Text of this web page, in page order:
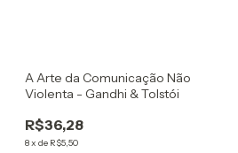
A Arte da Comunicação Não
Violenta - Gandhi & Tolstói
R$36,28
8x de R$5,50